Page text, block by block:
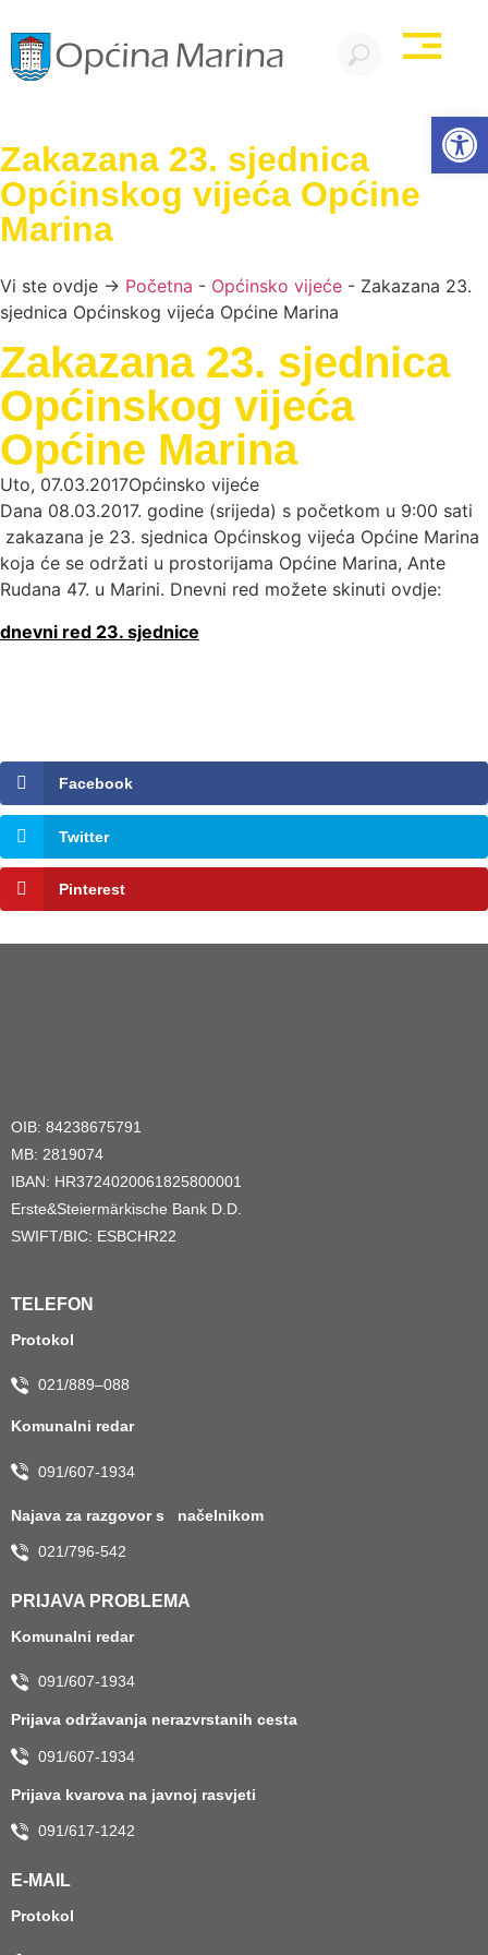
Zakazana 23. sjednica
Općinskog vijeća Općine
Marina
Vi ste ovdje → Početna - Općinsko vijeće - Zakazana 23.
sjednica Općinskog vijeća Općine Marina
Zakazana 23. sjednica
Općinskog vijeća
Općine Marina
Uto, 07.03.2017Općinsko vijeće
Dana 08.03.2017. godine (srijeda) s početkom u 9:00 sati
zakazana je 23. sjednica Općinskog vijeća Općine Marina
koja će se održati u prostorijama Općine Marina, Ante
Rudana 47. u Marini. Dnevni red možete skinuti ovdje:
dnevni red 23. sjednice
Facebook
Twitter
Pinterest
OIB: 84238675791
MB: 2819074
IBAN: HR3724020061825800001
Erste&Steiermärkische Bank D.D.
SWIFT/BIC: ESBCHR22
TELEFON
Protokol
021/889–088
Komunalni redar
091/607-1934
Najava za razgovor s načelnikom
021/796-542
PRIJAVA PROBLEMA
Komunalni redar
091/607-1934
Prijava održavanja nerazvrstanih cesta
091/607-1934
Prijava kvarova na javnoj rasvjeti
091/617-1242
E-MAIL
Protokol